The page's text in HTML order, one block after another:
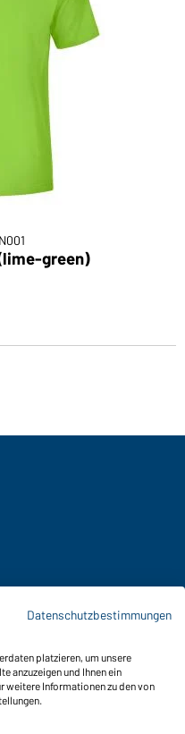
green)
Datenschutzbestimmungen
platzieren, um unsere
anzuzeigen und Ihnen ein
weitere Informationen zu den von